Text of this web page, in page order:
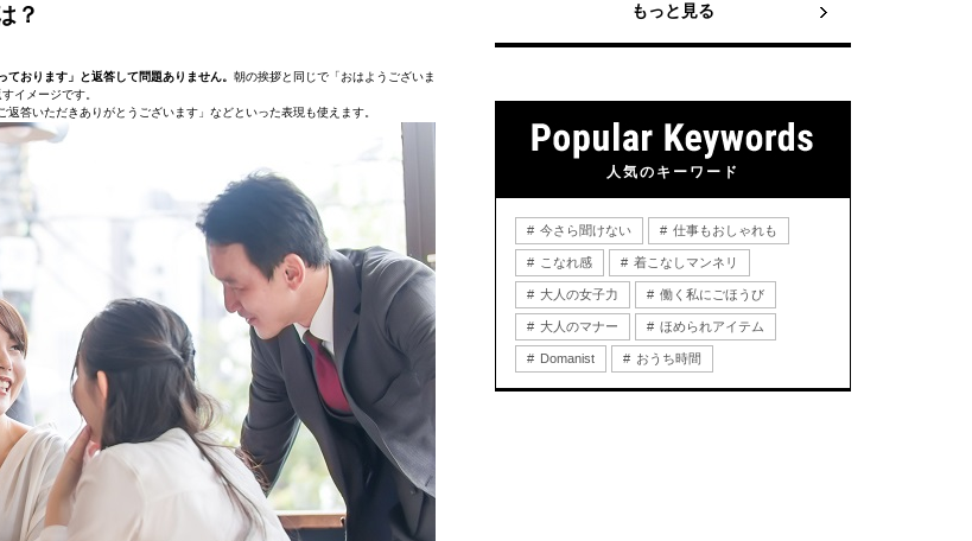
？
おります」と返答して問題ありません。 朝の挨拶と同じで「おはようございま
イメージです。
答いただきありがとうございます」などといった表現も使えます。
もっと見る
人気のキーワード
今さら聞けない 仕事もおしゃれも
こなれ感 着こなしマンネリ
大人の女子力 働く私にごほうび
大人のマナー ほめられアイテム
Domanist おうち時間